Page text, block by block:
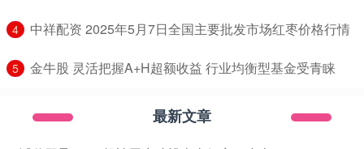
4 ​中祥配资 2025年5月7日全国主要批发市场红枣价格行情
5 ​金牛股 灵活把握A+H超额收益 行业均衡型基金受青睐
最新文章